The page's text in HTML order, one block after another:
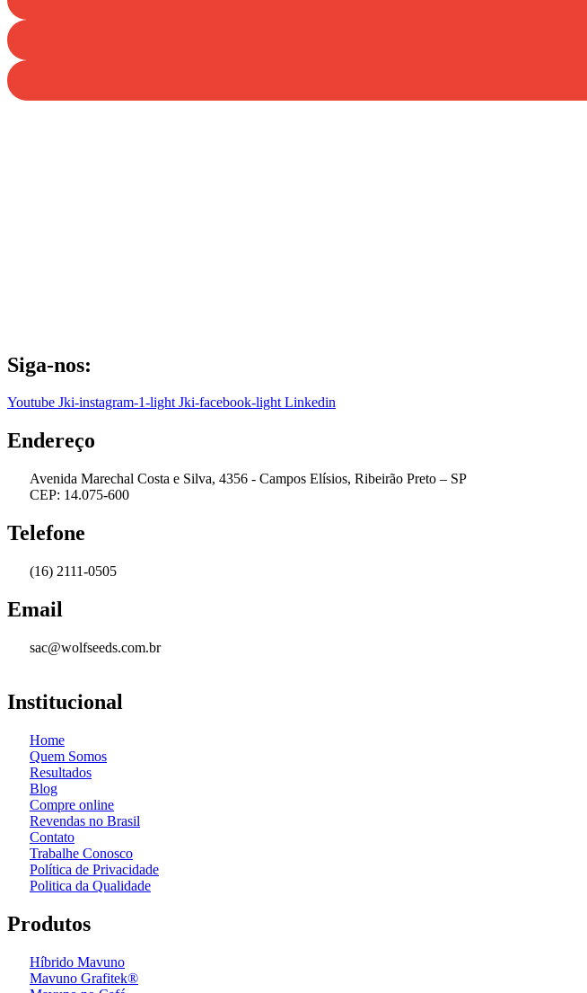
Siga-nos:
Youtube Jki-instagram-1-light Jki-facebook-light Linkedin
Endereço
Avenida Marechal Costa e Silva, 4356 - Campos Elísios, Ribeirão Preto – SP
CEP: 14.075-600
Telefone
(16) 2111-0505
Email
sac@wolfseeds.com.br
Institucional
Home
Quem Somos
Resultados
Blog
Compre online
Revendas no Brasil
Contato
Trabalhe Conosco
Política de Privacidade
Politica da Qualidade
Produtos
Híbrido Mavuno
Mavuno Grafitek®